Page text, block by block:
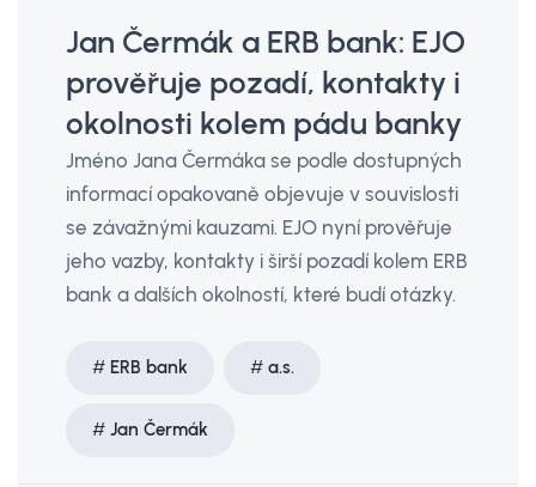
Jan Čermák a ERB bank: EJO
prověřuje pozadí, kontakty i
okolnosti kolem pádu banky
Jméno Jana Čermáka se podle dostupných
informací opakovaně objevuje v souvislosti
se závažnými kauzami. EJO nyní prověřuje
jeho vazby, kontakty i širší pozadí kolem ERB
bank a dalších okolností, které budí otázky.
ERB bank a.s.
Jan Čermák